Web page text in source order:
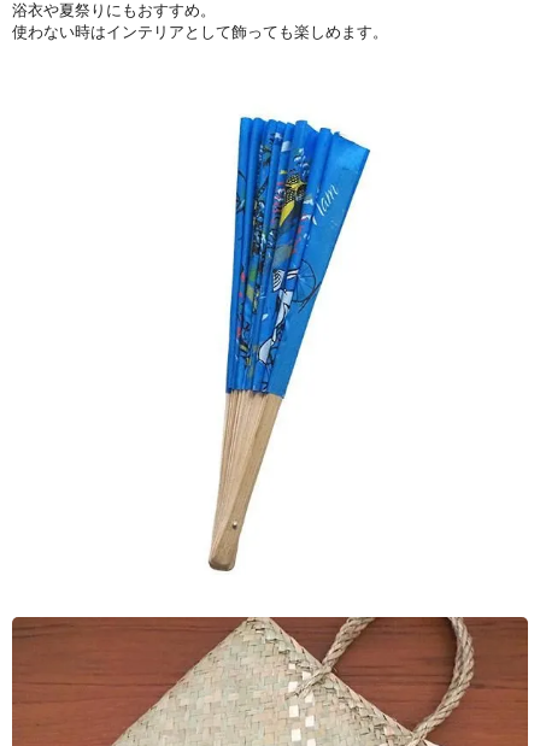
浴衣や夏祭りにもおすすめ。
使わない時はインテリアとして飾っても楽しめます。